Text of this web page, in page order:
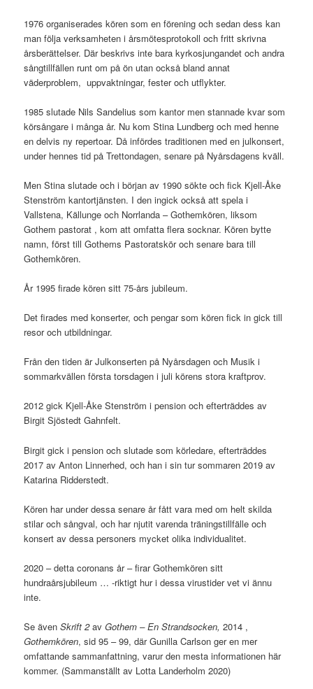
1976 organiserades kören som en förening och sedan dess kan
man följa verksamheten i årsmötesprotokoll och fritt skrivna
årsberättelser. Där beskrivs inte bara kyrkosjungandet och andra
sångtillfällen runt om på ön utan också bland annat
väderproblem, uppvaktningar, fester och utflykter.
1985 slutade Nils Sandelius som kantor men stannade kvar som
körsångare i många år. Nu kom Stina Lundberg och med henne
en delvis ny repertoar. Då infördes traditionen med en julkonsert,
under hennes tid på Trettondagen, senare på Nyårsdagens kväll.
Men Stina slutade och i början av 1990 sökte och fick Kjell-Åke
Stenström kantortjänsten. I den ingick också att spela i
Vallstena, Källunge och Norrlanda – Gothemkören, liksom
Gothem pastorat , kom att omfatta flera socknar. Kören bytte
namn, först till Gothems Pastoratskör och senare bara till
Gothemkören.
År 1995 firade kören sitt 75-års jubileum.
Det firades med konserter, och pengar som kören fick in gick till
resor och utbildningar.
Från den tiden är Julkonserten på Nyårsdagen och Musik i
sommarkvällen första torsdagen i juli körens stora kraftprov.
2012 gick Kjell-Åke Stenström i pension och efterträddes av
Birgit Sjöstedt Gahnfelt.
Birgit gick i pension och slutade som körledare, efterträddes
2017 av Anton Linnerhed, och han i sin tur sommaren 2019 av
Katarina Ridderstedt.
Kören har under dessa senare år fått vara med om helt skilda
stilar och sångval, och har njutit varenda träningstillfälle och
konsert av dessa personers mycket olika individualitet.
2020 – detta coronans år – firar Gothemkören sitt
hundraårsjubileum … -riktigt hur i dessa virustider vet vi ännu
inte.
Se ävenSkrift 2av Gothem – En Strandsocken,2014 ,
Gothemkören, sid 95 – 99, där Gunilla Carlson ger en mer
omfattande sammanfattning, varur den mesta informationen här
kommer. (Sammanställt av Lotta Landerholm 2020)